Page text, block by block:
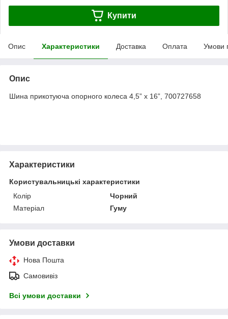
Купити
Опис Характеристики Доставка Оплата Умови
Опис
Шина прикотуюча опорного колеса 4,5” x 16”, 700727658
Характеристики
Користувальницькі характеристики
Колір
Чорний
Матеріал
Гуму
Умови доставки
Нова Пошта
Самовивіз
Всі умови доставки